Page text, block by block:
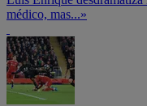
médico, mas...»